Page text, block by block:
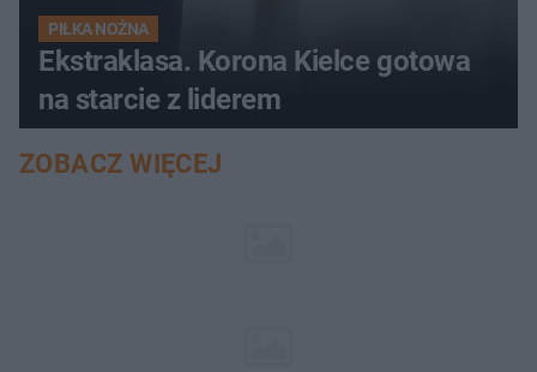
PIŁKA NOŻNA
Ekstraklasa. Korona Kielce gotowa
na starcie z liderem
ZOBACZ WIĘCEJ